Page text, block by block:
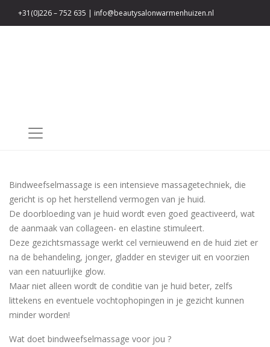
+31(0)226 – 752 635 | info@beautysalonwarmenhuizen.nl
Bindweefselmassage is een intensieve massagetechniek, die
gericht is op het herstellend vermogen van je huid.
De doorbloeding van je huid wordt even goed geactiveerd, wat
de aanmaak van collageen- en elastine stimuleert.
Deze gezichtsmassage werkt cel vernieuwend en de huid ziet er
na de behandeling, jonger, gladder en steviger uit en voorzien
van een natuurlijke glow.
Maar niet alleen wordt de conditie van je huid beter, zelfs
littekens en eventuele vochtophopingen in je gezicht kunnen
minder worden!
Wat doet bindweefselmassage voor jou ?